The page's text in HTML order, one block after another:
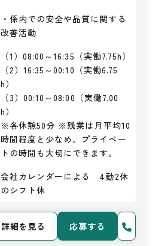
・係内での安全や品質に関する
改善活動
（1）08:00～16:35（実働7.75h）
（2）16:35～00:10（実働6.75
h）
（3）00:10～08:00（実働7.00
h）
※各休憩50分 ※残業は月平均10
時間程度と少なめ。プライベー
トの時間も大切にできます。
会社カレンダーによる　4勤2休
のシフト休
詳細を見る 応募する